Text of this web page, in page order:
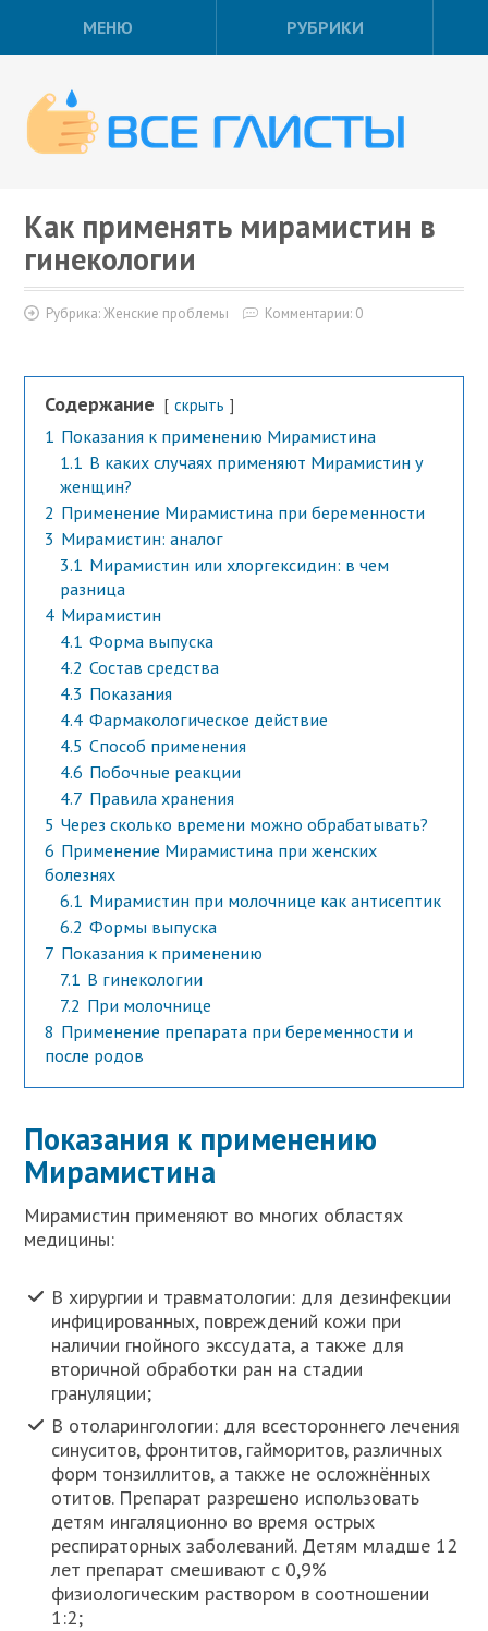
МЕНЮ РУБРИКИ
Как применять мирамистин в
гинекологии
Рубрика:Женские проблемы Комментарии: 0
Содержание скрыть
1 Показания к применению Мирамистина
1.1 В каких случаях применяют Мирамистин у
женщин?
2 Применение Мирамистина при беременности
3 Мирамистин: аналог
3.1 Мирамистин или хлоргексидин: в чем
разница
4 Мирамистин
4.1 Форма выпуска
4.2 Состав средства
4.3 Показания
4.4 Фармакологическое действие
4.5 Способ применения
4.6 Побочные реакции
4.7 Правила хранения
5 Через сколько времени можно обрабатывать?
6 Применение Мирамистина при женских
болезнях
6.1 Мирамистин при молочнице как антисептик
6.2 Формы выпуска
7 Показания к применению
7.1 В гинекологии
7.2 При молочнице
8 Применение препарата при беременности и
после родов
Показания к применению
Мирамистина
Мирамистин применяют во многих областях
медицины:
В хирургии и травматологии: для дезинфекции
инфицированных, повреждений кожи при
наличии гнойного экссудата, а также для
вторичной обработки ран на стадии
грануляции;
В отоларингологии: для всестороннего лечения
синуситов, фронтитов, гайморитов, различных
форм тонзиллитов, а также не осложнённых
отитов. Препарат разрешено использовать
детям ингаляционно во время острых
респираторных заболеваний. Детям младше 12
лет препарат смешивают с 0,9%
физиологическим раствором в соотношении
1:2;